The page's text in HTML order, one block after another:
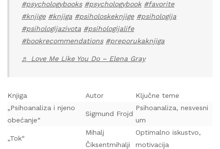
#psychologybooks #psychologybook #favorite
#knjige #knjiga #psiholoskeknjige #psihologija
#psihologijazivota #psihologijalife
#bookrecommendations #preporukaknjiga
♬ Love Me Like You Do – Elena Gray
Knjiga Autor
Ključne teme
„Psihoanaliza i njeno
obećanje“
Sigmund Frojd
Psihoanaliza, nesvesni
um
„Tok“
Mihalj
Čiksentmihalji
Optimalno iskustvo,
motivacija